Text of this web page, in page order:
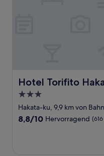
Hotel Torifito
Hotel Torifito Hakata
3.0-
Sterne-
Unterkunft
Hakata-ku, 9,9 km von
8.8
8,8/10 Hervorragend